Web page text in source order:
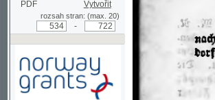
Podpořeno grantem z Norska
prostřednictvím Norského